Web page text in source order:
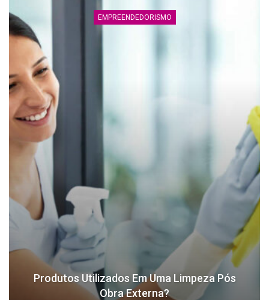
EMPREENDEDORISMO
Produtos Utilizados Em Uma Limpeza Pós
Obra Externa?